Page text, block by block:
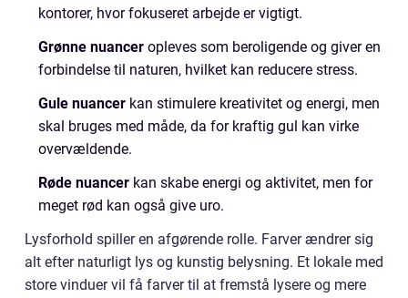
kontorer, hvor fokuseret arbejde er vigtigt.
Grønne nuancer opleves som beroligende og giver en
forbindelse til naturen, hvilket kan reducere stress.
Gule nuancer kan stimulere kreativitet og energi, men
skal bruges med måde, da for kraftig gul kan virke
overvældende.
Røde nuancer kan skabe energi og aktivitet, men for
meget rød kan også give uro.
Lysforhold spiller en afgørende rolle. Farver ændrer sig
alt efter naturligt lys og kunstig belysning. Et lokale med
store vinduer vil få farver til at fremstå lysere og mere